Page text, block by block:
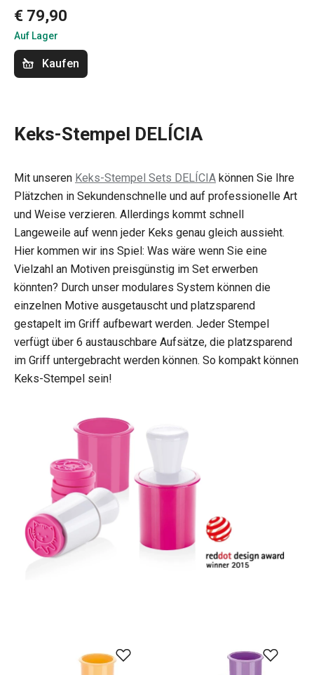
€ 79,90
Auf Lager
Kaufen
Keks-Stempel DELÍCIA
Mit unseren Keks-Stempel Sets DELÍCIA können Sie Ihre
Plätzchen in Sekundenschnelle und auf professionelle Art
und Weise verzieren. Allerdings kommt schnell
Langeweile auf wenn jeder Keks genau gleich aussieht.
Hier kommen wir ins Spiel: Was wäre wenn Sie eine
Vielzahl an Motiven preisgünstig im Set erwerben
könnten? Durch unser modulares System können die
einzelnen Motive ausgetauscht und platzsparend
gestapelt im Griff aufbewart werden. Jeder Stempel
verfügt über 6 austauschbare Aufsätze, die platzsparend
im Griff untergebracht werden können. So kompakt können
Keks-Stempel sein!